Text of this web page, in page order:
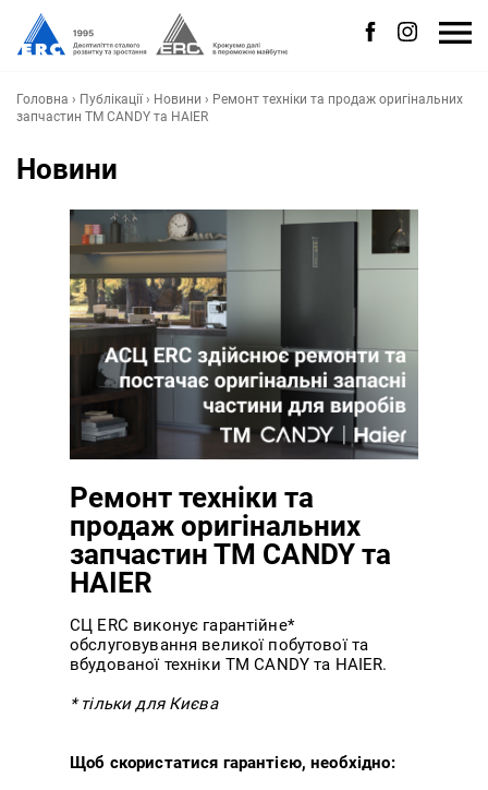
Головна › Публікації› Новини › Ремонт техніки та продаж оригінальних
запчастин ТМ CANDY та HAIER
Новини
Ремонт техніки та
продаж оригінальних
запчастин ТМ CANDY та
HAIER
СЦ ERC виконує гарантійне*
обслуговування великої побутової та
вбудованої техніки ТМ CANDY та HAIER.
* тільки для Києва
Щоб скористатися гарантією, необхідно: